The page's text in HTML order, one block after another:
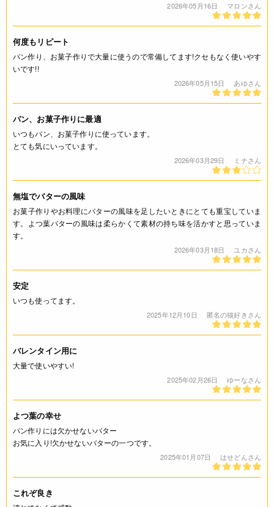
2026年05月16日 マロンさん
何度もリピート
パン作り、お菓子作りで大量に使うので常備してます!クセもなく使いやす
いです!!
2026年05月15日 あゆさん
パン、お菓子作りに最適
いつもパン、お菓子作りに使っています。
とても気にいっています。
2026年03月29日 ミナさん
無塩でバターの風味
お菓子作りやお料理にバターの風味を足したいときにとても重宝していま
す。よつ葉バターの風味は柔らかくて素材の持ち味を活かすと思っていま
す。
2026年03月18日 ユカさん
安定
いつも使ってます。
2025年12月10日 匿名の猫好きさん
バレンタイン用に
大量で使いやすい!
2025年02月26日 ゆーなさん
よつ葉の幸せ
パン作りには欠かせないバター
お気に入り!欠かせないバターの一つです。
2025年01月07日 はせどんさん
これぞ良き